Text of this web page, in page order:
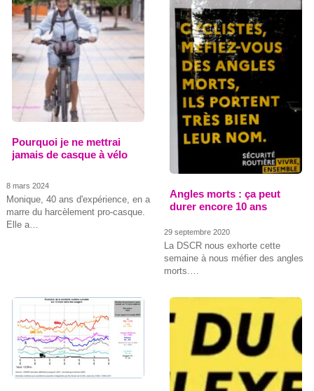
Pourquoi je ne mettrai
jamais de casque à vélo
8 mars 2024
Monique, 40 ans d'expérience, en a
marre du harcèlement pro-casque.
Elle a…
Angles morts : ça peut
durer encore 10 ans
29 septembre 2020
La DSCR nous exhorte cette
semaine à nous méfier des angles
morts.…